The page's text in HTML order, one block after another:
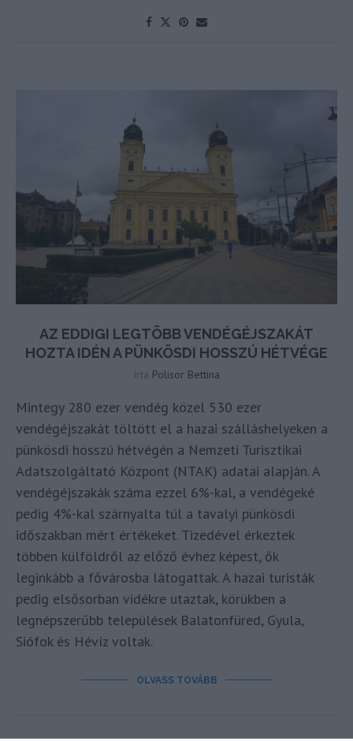
AZ EDDIGI LEGTÖBB VENDÉGÉJSZAKÁT
HOZTA IDÉN A PÜNKÖSDI HOSSZÚ HÉTVÉGE
írta Polisor Bettina
Mintegy 280 ezer vendég közel 530 ezer
vendégéjszakát töltött el a hazai szálláshelyeken a
pünkösdi hosszú hétvégén a Nemzeti Turisztikai
Adatszolgáltató Központ (NTAK) adatai alapján. A
vendégéjszakák száma ezzel 6%-kal, a vendégeké
pedig 4%-kal szárnyalta túl a tavalyi pünkösdi
időszakban mért értékeket. Tizedével érkeztek
többen külföldről az előző évhez képest, ők
leginkább a fővárosba látogattak. A hazai turisták
pedig elsősorban vidékre utaztak, körükben a
legnépszerűbb települések Balatonfüred, Gyula,
Siófok és Hévíz voltak.
OLVASS TOVÁBB